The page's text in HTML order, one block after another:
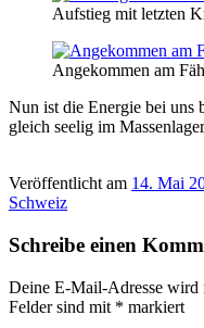
Aufstieg mit letzten
Angekommen am
Nun ist die Energie bei uns
gleich seelig im
Veröffentlicht am 14. Mai
Schweiz
Schreibe einen
Deine E-Mail-Adresse wird
Felder sind mit * markiert